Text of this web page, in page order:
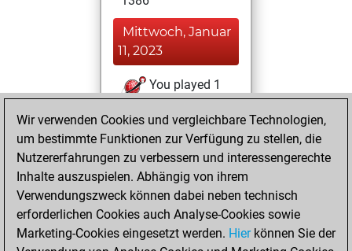
Mittwoch, Januar
11, 2023
You played 1
You scored +0
=0 -1 in slow games
Montag, August
8, 2022
You created
Wir verwenden Cookies und vergleichbare Technologien,
um bestimmte Funktionen zur Verfügung zu stellen, die
Nutzererfahrungen zu verbessern und interessengerechte
Inhalte auszuspielen. Abhängig von ihrem
Verwendungszweck können dabei neben technisch
erforderlichen Cookies auch Analyse-Cookies sowie
Marketing-Cookies eingesetzt werden. Hierkönnen Sie der